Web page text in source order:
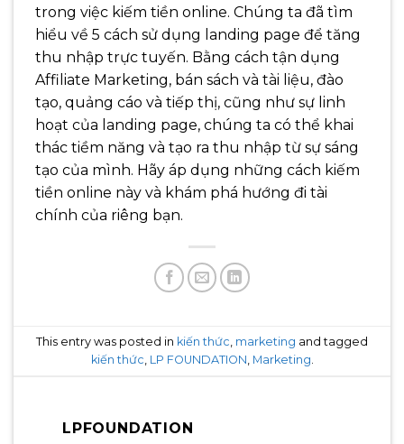
trong việc kiếm tiền online. Chúng ta đã tìm
hiểu về 5 cách sử dụng landing page để tăng
thu nhập trực tuyến. Bằng cách tận dụng
Affiliate Marketing, bán sách và tài liệu, đào
tạo, quảng cáo và tiếp thị, cũng như sự linh
hoạt của landing page, chúng ta có thể khai
thác tiềm năng và tạo ra thu nhập từ sự sáng
tạo của mình. Hãy áp dụng những cách kiếm
tiền online này và khám phá hướng đi tài
chính của riêng bạn.
This entry was posted in kiến thức marketing and tagged
kiến thức LP FOUNDATION Marketing
LPFOUNDATION